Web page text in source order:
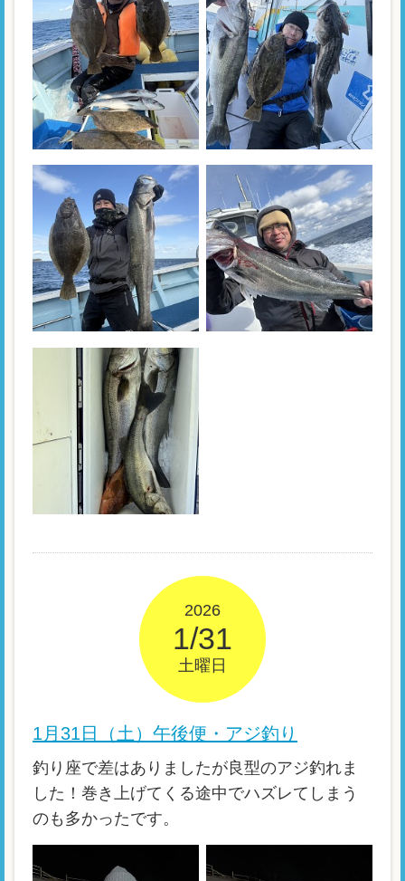
2026
1/31
土曜日
1月31日（土）午後便・アジ釣り
釣り座で差はありましたが良型のアジ釣れま
した！巻き上げてくる途中でハズレてしまう
のも多かったです。